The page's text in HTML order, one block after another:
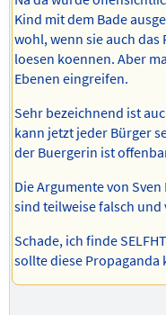
Kind mit dem Bade
wohl, wenn sie auch
loesen koennen. Aber
Ebenen eingreifen.
Sehr bezeichnend ist
kann jetzt jeder Bürger
der Buergerin ist
Die Argumente von
sind teilweise falsch
Schade, ich finde
sollte diese Propaganda